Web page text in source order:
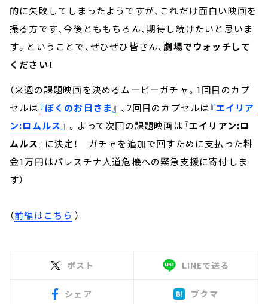
的に失敗してしまったようですが、これだけ面白い映画を
撮る方です、今後とももちろん、期待し続けたいと思いま
す。ということで、ぜひぜひ皆さん、劇場でウォッチして
ください！
（来週の課題映画を決めるムービーガチャ。1回目のカプ
セルは 『ぼくのお日さま』 、2回目のカプセルは 『エイリア
ン:ロムルス』 。よって次回の課題映画は 『エイリアン:ロ
ムルス』 に決定！ ガチャを追加で回すために支払った料
金1万円はパレスチナ人道危機への緊急支援に寄付しま
す）
（前編はこちら ）
ポスト LINEで送る
シェア ブクマ